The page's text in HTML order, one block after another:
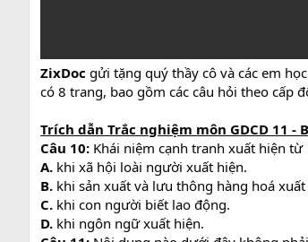
ZixDoc gửi tặng quý thầy cô và các em
có 8 trang, bao gồm các câu hỏi theo cấp
Trích dẫn Trắc nghiệm môn GDCD 11 -
Câu 10: Khái niệm cạnh tranh xuất hiện từ
A. khi xã hội loài người xuất hiện.
B. khi sản xuất và lưu thông hàng hoá xuất
C. khi con người biết lao động.
D. khi ngôn ngữ xuất hiện.